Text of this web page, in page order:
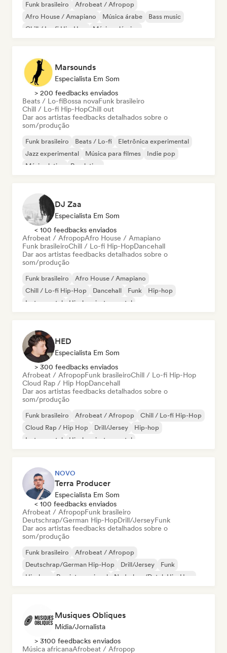
Funk brasileiro
Afrobeat / Afropop
Afro House / Amapiano
Música árabe
Bass music
Chill / Lo-fi Hip-Hop
Música clássica
Marsounds
Especialista Em Som
> 200 feedbacks enviados
Beats / Lo-fiBossa novaFunk brasileiro
Chill / Lo-fi Hip-HopChill out
Dar aos artistas feedbacks detalhados sobre o
som/produção
Funk brasileiro Beats / Lo-fi
Eletrônica experimental
Jazz experimental
Música para filmes
Indie pop
Música latina
Pop latino
DJ Zaa
Especialista Em Som
< 100 feedbacks enviados
Afrobeat / AfropopAfro House / Amapiano
Funk brasileiroChill / Lo-fi Hip-HopDancehall
Dar aos artistas feedbacks detalhados sobre o
som/produção
Funk brasileiro
Afro House / Amapiano
Chill / Lo-fi Hip-Hop
Dancehall Funk
Hip-hop
Instrumental
Hip-hop instrumental
HED
Especialista Em Som
> 300 feedbacks enviados
Afrobeat / AfropopFunk brasileiroChill / Lo-fi Hip-Hop
Cloud Rap / Hip HopDancehall
Dar aos artistas feedbacks detalhados sobre o
som/produção
Funk brasileiro Afrobeat / Afropop
Chill / Lo-fi Hip-Hop
Cloud Rap / Hip Hop
Drill/Jersey
Hip-hop
Instrumental
Hip-hop instrumental
NOVO
Terra Producer
Especialista Em Som
< 100 feedbacks enviados
Afrobeat / AfropopFunk brasileiro
Deutschrap/German Hip-HopDrill/JerseyFunk
Dar aos artistas feedbacks detalhados sobre o
som/produção
Funk brasileiro
Afrobeat / Afropop
Deutschrap/German Hip-Hop
Drill/Jersey
Funk
Hip-hop
Rap internacional Nederhop/Dutch Hip-Hop
Musiques Obliques
Mídia/Jornalista
> 3100 feedbacks enviados
Música africanaAfrobeat / Afropop